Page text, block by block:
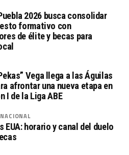
2026 busca consolidar
formativo con
de élite y becas para
Vega llega a las Águilas
afrontar una nueva etapa en
I de la Liga ABE
EUA: horario y canal del duelo